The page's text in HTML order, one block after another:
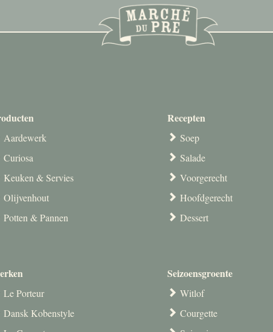
Aardewerk
Curiosa
Keuken & Servies
Olijvenhout
Potten & Pannen
Le Porteur
Dansk Kobenstyle
Recepten
Soep
Salade
Voorgerecht
Hoofdgerecht
Dessert
Seizoensgroente
Witlof
Courgette